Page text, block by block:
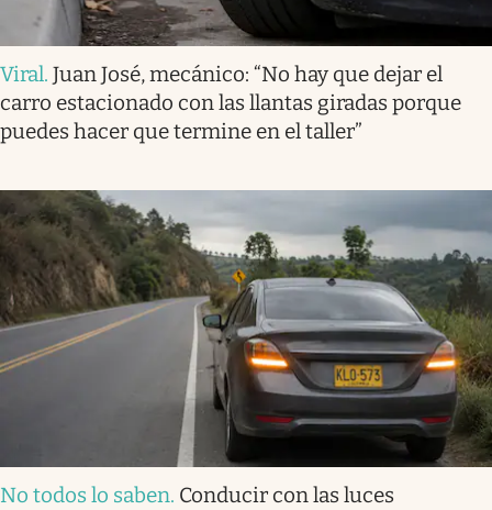
Viral. Juan José, mecánico: “No hay que dejar el
carro estacionado con las llantas giradas porque
puedes hacer que termine en el taller”
No todos lo saben. Conducir con las luces